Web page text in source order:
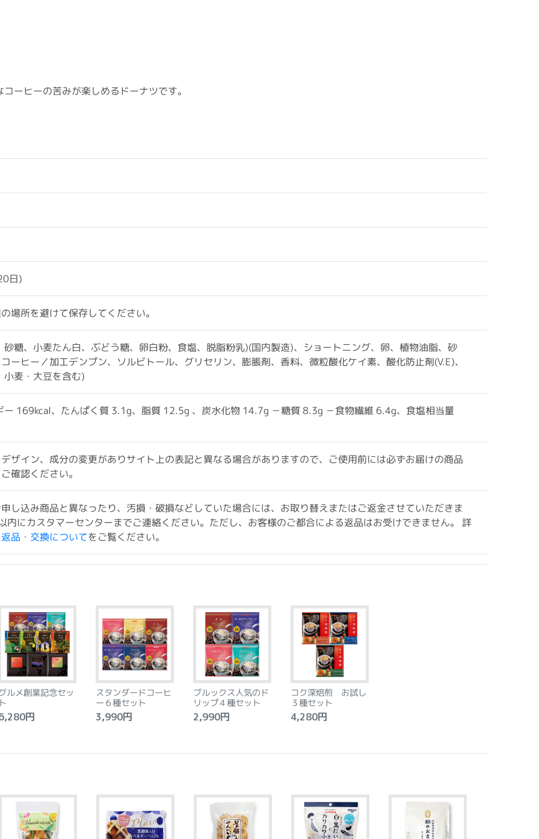
ーヒーの苦みが楽しめるドーナツです。
日)
場所を避けて保存してください。
砂糖、小麦たん白、ぶどう糖、卵白粉、食塩、脱脂粉乳)(国内製造)、ショートニング、卵、植物油脂、砂
ーヒー／加工デンプン、ソルビトール、グリセリン、膨脹剤、香料、微粒酸化ケイ素、酸化防止剤(V.E)、
小麦・大豆を含む)
ー 169kcal、たんぱく質 3.1g、脂質 12.5g 、炭水化物 14.7g －糖質 8.3g －食物繊維 6.4g、食塩相当量
ザイン、成分の変更がありサイト上の表記と異なる場合がありますので、ご使用前には必ずお届けの商品
確認ください。
し込み商品と異なったり、汚損・破損などしていた場合には、お取り替えまたはご返金させていただきま
内にカスタマーセンターまでご連絡ください。ただし、お客様のご都合による返品はお受けできません。 詳
品・交換についてをご覧ください。
ルメ創業記念セッ
円
スタンダードコーヒ
ー６種セット
3,990円
ブルックス人気のド
リップ４種セット
2,990円
コク深焙煎 お試し
３種セット
4,280円